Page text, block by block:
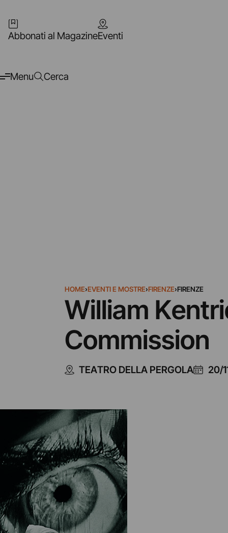
Abbonati al MagazineEventi
Menu Cerca
HOME›EVENTI E MOSTRE›FIRENZE›FIRENZE
William
Commission
TEATRO DELLA PERGOLA 20/